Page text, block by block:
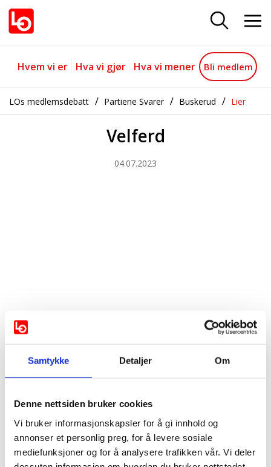
Samtykke Detaljer Om
Denne nettsiden bruker cookies
Vi bruker informasjonskapsler for å gi innhold og
annonser et personlig preg, for å levere sosiale
mediefunksjoner og for å analysere trafikken vår. Vi deler
Velferd
Gå til hovedinnhold
Gå til navigasjon
Hvem vi er Hva vi gjør Hva vi mener Bli medlem
LOs medlemsdebatt Partiene Svarer Buskerud Lier
Velferd
04.07.2023
Vis mer
Støttes av:
MDG Rødt